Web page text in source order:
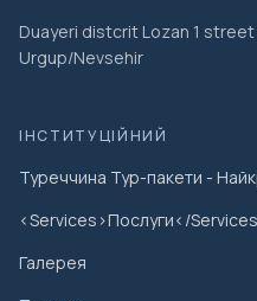
Duayeri distcrit Lozan 1
Urgup/Nevsehir
ІНСТИТУЦІЙНИЙ
Туреччина Тур-пакети -
<Services>Послуги</
Галерея